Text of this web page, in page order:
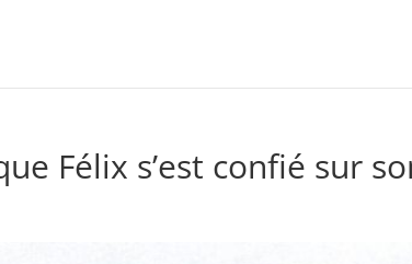
Félix s’est confié sur